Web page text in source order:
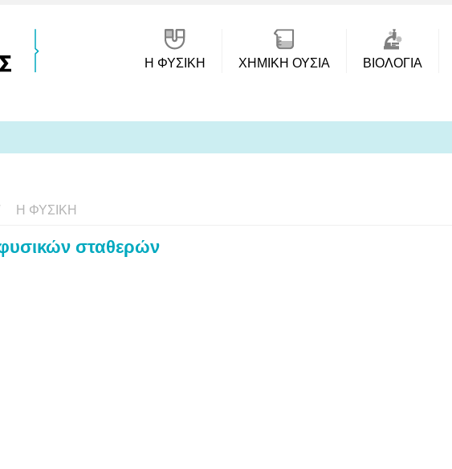
Η ΦΥΣΙΚΗ ΧΗΜΙΚΉ ΟΥΣΊΑ ΒΙΟΛΟΓΊΑ
Η ΦΥΣΙΚΗ
σταθερών